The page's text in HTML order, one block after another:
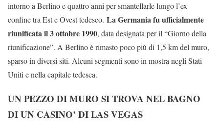
intorno a Berlino e quattro anni per smantellarle lungo l’ex
confine tra Est e Ovest tedesco. La Germania fu ufficialmente
riunificata il 3 ottobre 1990, data designata per il “Giorno della
riunificazione”. A Berlino è rimasto poco più di 1,5 km del muro,
sparso in diversi siti. Alcuni segmenti sono in mostra negli Stati
Uniti e nella capitale tedesca.
UN PEZZO DI MURO SI TROVA NEL BAGNO
DI UN CASINO’ DI LAS VEGAS